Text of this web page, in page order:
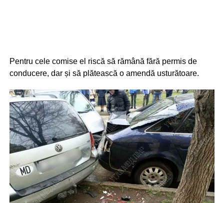
Pentru cele comise el riscă să rămână fără permis de
conducere, dar și să plătească o amendă usturătoare.